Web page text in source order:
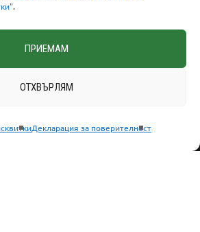
.
ПРИЕМАМ
ОТХВЪРЛЯМ
Декларация за поверителност
за поверителност
за бисквитки
НАМЕРИТЕ